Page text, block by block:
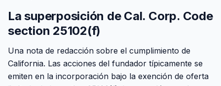
La superposición de Cal. Corp. Code
section 25102(f)
Una nota de redacción sobre el cumplimiento de
California. Las acciones del fundador típicamente se
emiten en la incorporación bajo la exención de oferta